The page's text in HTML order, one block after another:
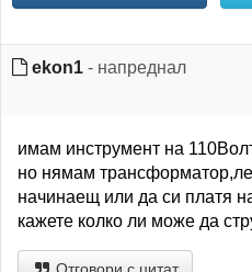
ekon1 - напреднал
имам инструмент на
но нямам
начинаещ или да си платя
кажете колко ли може да